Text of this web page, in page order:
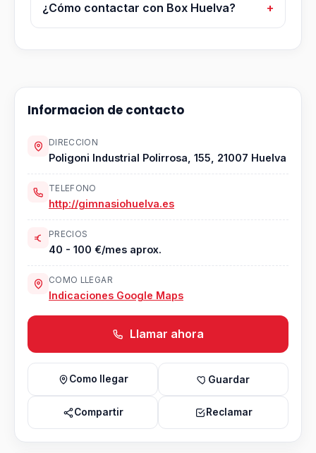
¿Cómo contactar con Box Huelva?
Informacion de contacto
DIRECCION
Poligoni Industrial Polirrosa, 155, 21007 Huelva
TELEFONO
http://gimnasiohuelva.es
PRECIOS
40 - 100 €/mes aprox.
COMO LLEGAR
Indicaciones Google Maps
Llamar ahora
Como llegar Guardar
Compartir Reclamar